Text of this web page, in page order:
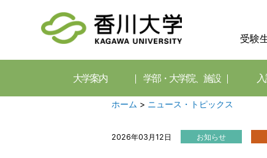
受験
大学案内 学部・大学院、施設
ホーム > ニュース・トピックス
2026年03月12日 お知らせ